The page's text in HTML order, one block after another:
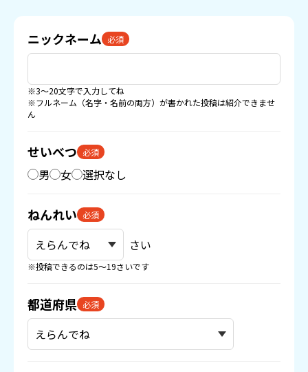
ニックネーム 必須
※3〜20文字で入力してね
※フルネーム（名字・名前の両方）が書かれた投稿は紹介できませ
ん
せいべつ 必須
男 女 選択なし
ねんれい 必須
さい
※投稿できるのは5〜19さいです
都道府県 必須